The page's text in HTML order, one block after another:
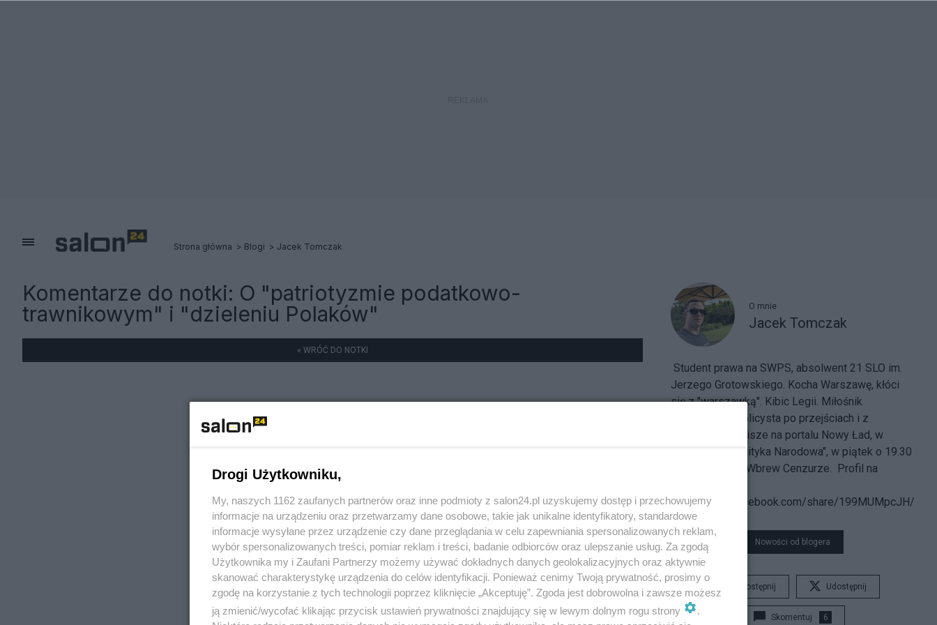
Strona główna Blogi Jacek Tomczak
Komentarze do notki: O "patriotyzmie podatkowo-
trawnikowym" i "dzieleniu Polaków"
« WRÓĆ DO NOTKI
O mnie
Jacek Tomczak
Student prawa na SWPS, absolwent 21 SLO im.
Jerzego Grotowskiego. Kocha Warszawę, kłóci
się z "warszawką". Kibic Legii. Miłośnik
labradorów. Publicysta po przejściach i z
przyszłością. Pisze na portalu Nowy Ład, w
kwartalniku "Polityka Narodowa", w piątek o 19.30
ma nagranie na Wbrew Cenzurze. Profil na
https://www.facebook.com/share/199MUMpcJH/
Nowości od blogera
Udostępnij Udostępnij
Skomentuj 6
Drogi Użytkowniku,
My, naszych 1162 zaufanych partnerów oraz inne podmioty z salon24.pl uzyskujemy dostęp i przechowujemy
informacje na urządzeniu oraz przetwarzamy dane osobowe, takie jak unikalne identyfikatory, standardowe
informacje wysyłane przez urządzenie czy dane przeglądania w celu zapewniania spersonalizowanych reklam,
wybór spersonalizowanych treści, pomiar reklam i treści, badanie odbiorców oraz ulepszanie usług. Za zgodą
Użytkownika my i Zaufani Partnerzy możemy używać dokładnych danych geolokalizacyjnych oraz aktywnie
skanować charakterystykę urządzenia do celów identyfikacji. Ponieważ cenimy Twoją prywatność, prosimy o
zgodę na korzystanie z tych technologii poprzez kliknięcie „Akceptuję”. Zgoda jest dobrowolna i zawsze możesz
ją zmienić/wycofać klikając przycisk ustawień prywatności znajdujący się w lewym dolnym rogu strony
.